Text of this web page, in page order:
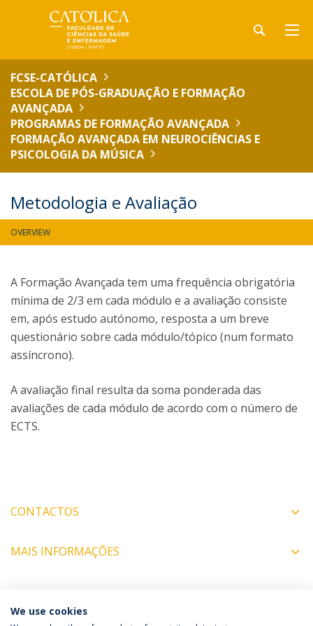
FCSE-CATÓLICA
ESCOLA DE PÓS-GRADUAÇÃO E FORMAÇÃO
AVANÇADA
PROGRAMAS DE FORMAÇÃO AVANÇADA
FORMAÇÃO AVANÇADA EM NEUROCIÊNCIAS E
PSICOLOGIA DA MÚSICA
Metodologia e Avaliação
OVERVIEW
A Formação Avançada tem uma frequência obrigatória
mínima de 2/3 em cada módulo e a avaliação consiste
em, após estudo autónomo, resposta a um breve
questionário sobre cada módulo/tópico (num formato
assíncrono).
A avaliação final resulta da soma ponderada das
avaliações de cada módulo de acordo com o número de
ECTS.
CONTACTOS
MAIS INFORMAÇÕES
COORDENADORES
We use cookies